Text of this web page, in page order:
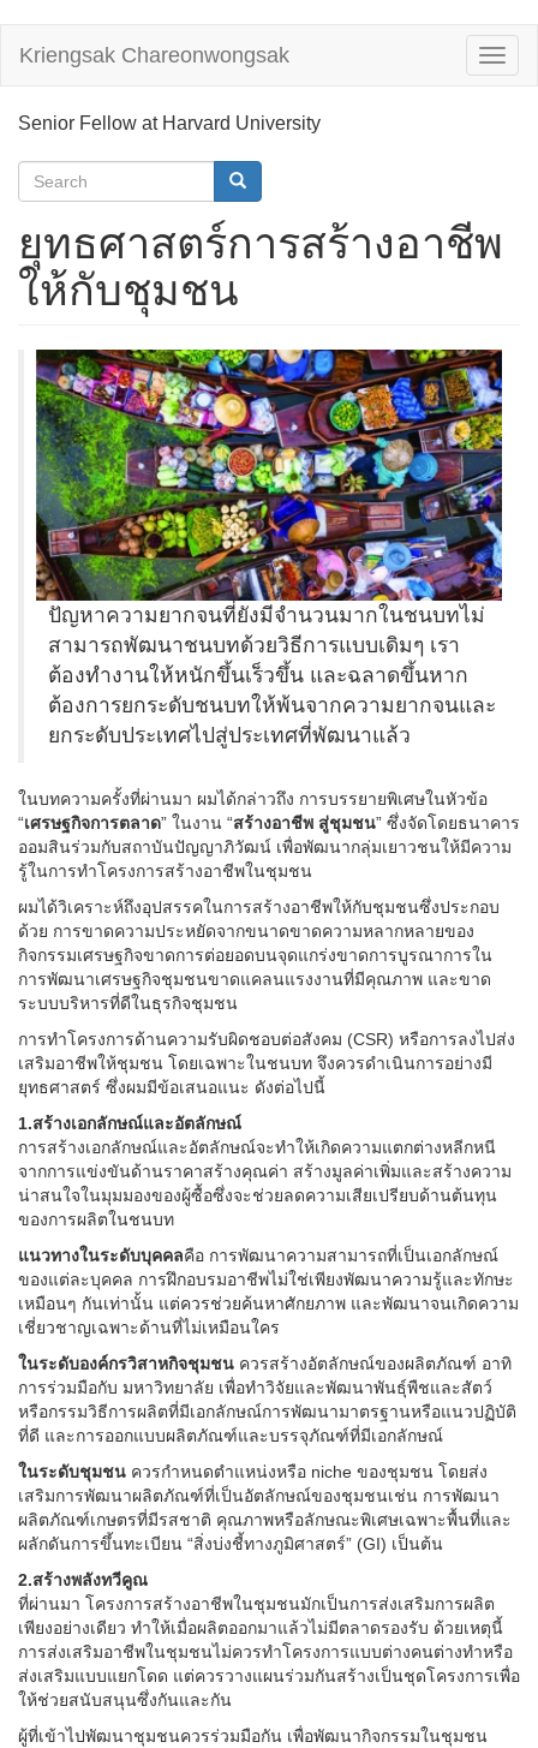
main
Kriengsak Chareonwongsak
Senior Fellow at Harvard University
Search
ยุทธศาสตร์การสร้างอาชีพ
ให้กับชุมชน
ปัญหาความยากจนที่ยังมีจำนวนมากในชนบทไม่
สามารถพัฒนาชนบทด้วยวิธีการแบบเดิมๆ เรา
ต้องทำงานให้หนักขึ้นเร็วขึ้น และฉลาดขึ้นหาก
ต้องการยกระดับชนบทให้พ้นจากความยากจนและ
ยกระดับประเทศไปสู่ประเทศที่พัฒนาแล้ว
ในบทความครั้งที่ผ่านมา ผมได้กล่าวถึง การบรรยายพิเศษในหัวข้อ
“เศรษฐกิจการตลาด” ในงาน “สร้างอาชีพ สู่ชุมชน” ซึ่งจัดโดยธนาคาร
ออมสินร่วมกับสถาบันปัญญาภิวัฒน์ เพื่อพัฒนากลุ่มเยาวชนให้มีความ
รู้ในการทำโครงการสร้างอาชีพในชุมชน
ผมได้วิเคราะห์ถึงอุปสรรคในการสร้างอาชีพให้กับชุมชนซึ่งประกอบ
ด้วย การขาดความประหยัดจากขนาดขาดความหลากหลายของ
กิจกรรมเศรษฐกิจขาดการต่อยอดบนจุดแกร่งขาดการบูรณาการใน
การพัฒนาเศรษฐกิจชุมชนขาดแคลนแรงงานที่มีคุณภาพ และขาด
ระบบบริหารที่ดีในธุรกิจชุมชน
การทำโครงการด้านความรับผิดชอบต่อสังคม (CSR) หรือการลงไปส่ง
เสริมอาชีพให้ชุมชน โดยเฉพาะในชนบท จึงควรดำเนินการอย่างมี
ยุทธศาสตร์ ซึ่งผมมีข้อเสนอแนะ ดังต่อไปนี้
1.สร้างเอกลักษณ์และอัตลักษณ์
การสร้างเอกลักษณ์และอัตลักษณ์จะทำให้เกิดความแตกต่างหลีกหนี
จากการแข่งขันด้านราคาสร้างคุณค่า สร้างมูลค่าเพิ่มและสร้างความ
น่าสนใจในมุมมองของผู้ซื้อซึ่งจะช่วยลดความเสียเปรียบด้านต้นทุน
ของการผลิตในชนบท
แนวทางในระดับบุคคลคือ การพัฒนาความสามารถที่เป็นเอกลักษณ์
ของแต่ละบุคคล การฝึกอบรมอาชีพไม่ใช่เพียงพัฒนาความรู้และทักษะ
เหมือนๆ กันเท่านั้น แต่ควรช่วยค้นหาศักยภาพ และพัฒนาจนเกิดความ
เชี่ยวชาญเฉพาะด้านที่ไม่เหมือนใคร
ในระดับองค์กรวิสาหกิจชุมชน ควรสร้างอัตลักษณ์ของผลิตภัณฑ์ อาทิ
การร่วมมือกับ มหาวิทยาลัย เพื่อทำวิจัยและพัฒนาพันธุ์พืชและสัตว์
หรือกรรมวิธีการผลิตที่มีเอกลักษณ์การพัฒนามาตรฐานหรือแนวปฏิบัติ
ที่ดี และการออกแบบผลิตภัณฑ์และบรรจุภัณฑ์ที่มีเอกลักษณ์
ในระดับชุมชน ควรกำหนดตำแหน่งหรือ niche ของชุมชน โดยส่ง
เสริมการพัฒนาผลิตภัณฑ์ที่เป็นอัตลักษณ์ของชุมชนเช่น การพัฒนา
ผลิตภัณฑ์เกษตรที่มีรสชาติ คุณภาพหรือลักษณะพิเศษเฉพาะพื้นที่และ
ผลักดันการขึ้นทะเบียน “สิ่งบ่งชี้ทางภูมิศาสตร์” (GI) เป็นต้น
2.สร้างพลังทวีคูณ
ที่ผ่านมา โครงการสร้างอาชีพในชุมชนมักเป็นการส่งเสริมการผลิต
เพียงอย่างเดียว ทำให้เมื่อผลิตออกมาแล้วไม่มีตลาดรองรับ ด้วยเหตุนี้
การส่งเสริมอาชีพในชุมชนไม่ควรทำโครงการแบบต่างคนต่างทำหรือ
ส่งเสริมแบบแยกโดด แต่ควรวางแผนร่วมกันสร้างเป็นชุดโครงการเพื่อ
ให้ช่วยสนับสนุนซึ่งกันและกัน
ผู้ที่เข้าไปพัฒนาชุมชนควรร่วมมือกัน เพื่อพัฒนากิจกรรมในชุมชน